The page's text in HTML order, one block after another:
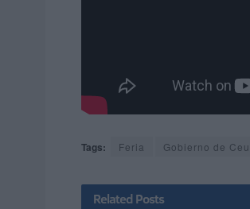
Tags: Feria Gobierno de
Related Posts